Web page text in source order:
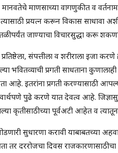
मानवतेचे माणसाच्या वागणुकीत व
त्यासाठी प्रयत्न करून विकास
जाण्याचा विचारसुद्धा करू
संपत्तीला व शरीराला इजा
भवितव्याची प्रगती साधताना
आहे. इतरांना प्रगती करण्यासाठी
पुढे करणे यात देवत्व आहे.
कृतीसाठीच्या पूर्वअटी आहेत व
सुधारणा करावी याबाबतच्या
आता तर दररोजचा दिवस